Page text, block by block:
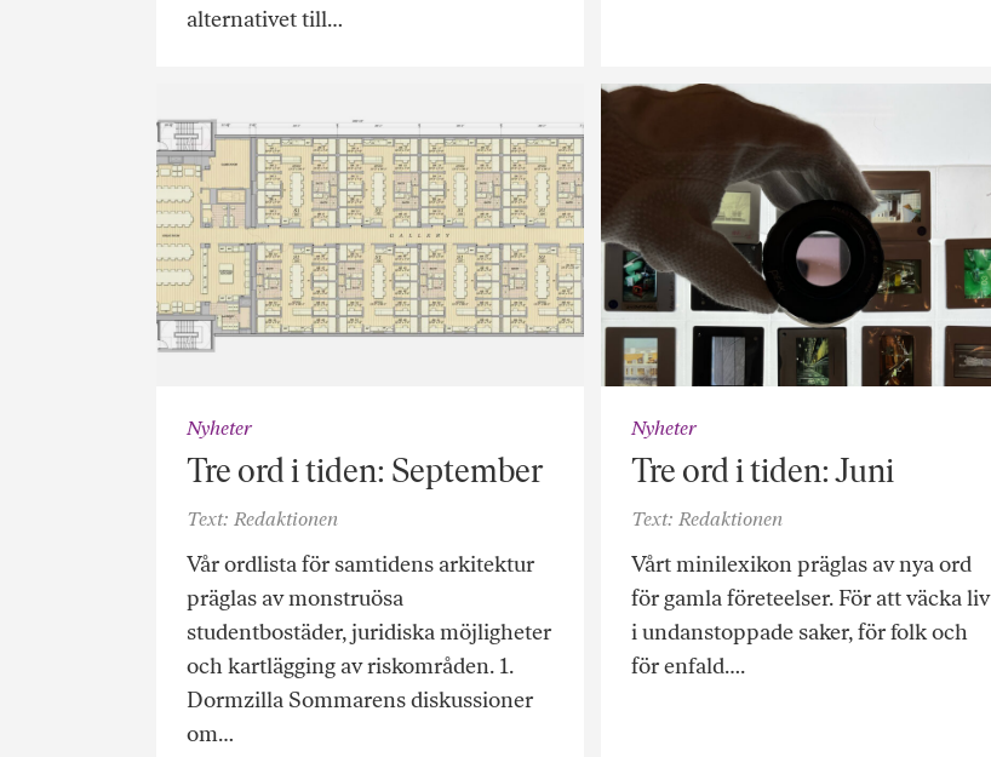
alternativet till…
Nyheter
Tre ord i tiden: September
Text: Redaktionen
Vår ordlista för samtidens arkitektur
präglas av monstruösa
studentbostäder, juridiska möjligheter
och kartlägging av riskområden. 1.
Dormzilla Sommarens diskussioner
om…
Nyheter
Tre ord i tiden: Juni
Text: Redaktionen
Vårt minilexikon präglas av nya ord
för gamla företeelser. För att väcka liv
i undanstoppade saker, för folk och
för enfald….